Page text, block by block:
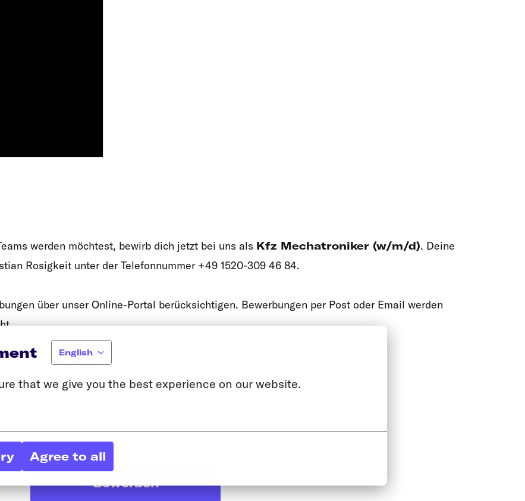
English
that we give you the best experience on our website.
Agree to all
werden möchtest, bewirb dich jetzt bei uns als Kfz Mechatroniker (w/m/d). Deine
Rosigkeit unter der Telefonnummer +49 1520-309 46 84.
über unser Online-Portal berücksichtigen. Bewerbungen per Post oder Email werden
du in unsererDatenschutzerklärung
Bewerben